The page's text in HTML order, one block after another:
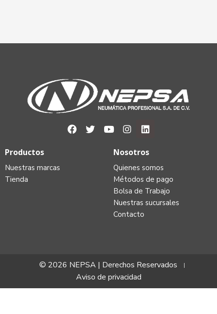
Nosotros
Quienes somos
Métodos de pago
Bolsa de Trabajo
Nuestras sucursales
Contacto
Productos
Nuestras marcas
Tienda
© 2026 NEPSA | Derechos Reservados
Aviso de privacidad